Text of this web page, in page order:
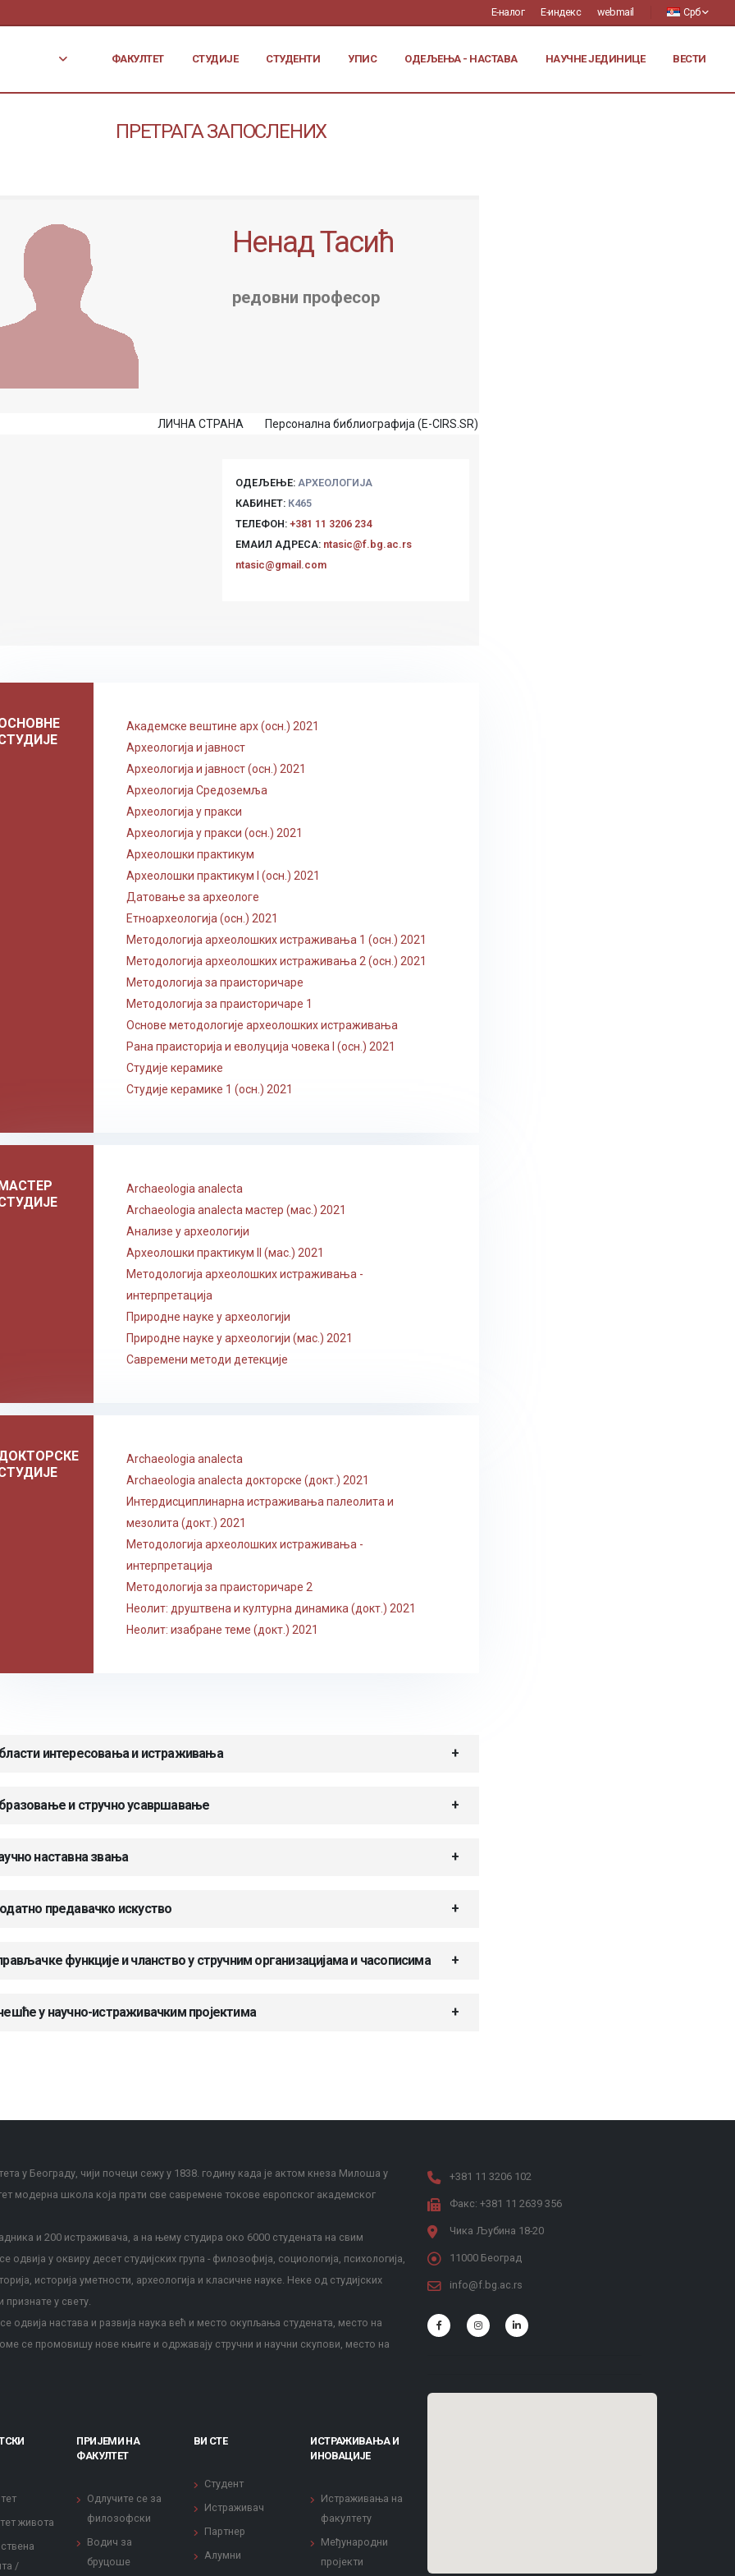
Е-налог Е-индекс webmail Срб
ФАКУЛТЕТ СТУДИЈЕ СТУДЕНТИ УПИС ОДЕЉЕЊА - НАСТАВА НАУЧНЕ ЈЕДИНИЦЕ ВЕСТИ
ПРЕТРАГА ЗАПОСЛЕНИХ
Ненад Тасић
редовни професор
ЛИЧНА СТРАНА Персонална библиографија (E-CIRS.SR)
ОДЕЉЕЊЕ: АРХЕОЛОГИЈА
КАБИНЕТ: К465
ТЕЛЕФОН: +381 11 3206 234
ЕМАИЛ АДРЕСА: ntasic@f.bg.ac.rs
ntasic@gmail.com
Академске вештине арх (осн.) 2021
Археологија и јавност
Археологија и јавност (осн.) 2021
Археологија Средоземља
Археологија у пракси
Археологија у пракси (осн.) 2021
Археолошки практикум
Археолошки практикум I (осн.) 2021
Датовање за археологе
Етноархеологија (осн.) 2021
Методологија археолошких истраживања 1 (осн.) 2021
Методологија археолошких истраживања 2 (осн.) 2021
Методологија за праисторичаре
Методологија за праисторичаре 1
Основе методологије археолошких истраживања
Рана праисторија и еволуција човека I (осн.) 2021
Студије керамике
Студије керамике 1 (осн.) 2021
Archaeologia analecta
Archaeologia analecta мастер (мас.) 2021
Анализе у археологији
Археолошки практикум II (мас.) 2021
Методологија археолошких истраживања -
интерпретација
Природне науке у археологији
Природне науке у археологији (мас.) 2021
Савремени методи детекције
Archaeologia analecta
Archaeologia analecta докторске (докт.) 2021
Интердисциплинарна истраживања палеолита и
мезолита (докт.) 2021
Методологија археолошких истраживања -
интерпретација
Методологија за праисторичаре 2
Неолит: друштвена и културна динамика (докт.) 2021
Неолит: изабране теме (докт.) 2021
интересовања и истраживања
и стручно усавршавање
наставна звања
предавачко искуство
функције и чланство у стручним организацијама и часописима
у научно-истраживачким пројектима
у Београду, чији почеци сежу у 1838. годину када је актом кнеза Милоша у
модерна школа која прати све савремене токове европског академског
и 200 истраживача, а на њему студира око 6000 студената на свим
у оквиру десет студијских група - филозофија, социологија, психологија,
историја уметности, археологија и класичне науке. Неке од студијских
признате у свету.
настава и развија наука већ и место окупљања студената, место на
се промовишу нове књиге и одржавају стручни и научни скупови, место на
живота
/
ПРИЈЕМИ НА
ФАКУЛТЕТ
Одлучите се за
филозофски
Водич за
бруцоше
ВИ СТЕ
Студент
Истраживач
Партнер
Алумни
ИСТРАЖИВАЊА И
ИНОВАЦИЈЕ
Истраживања на
факултету
Међународни
пројекти
+381 11 3206 102
Факс: +381 11 2639 356
Чика Љубина 18-20
11000 Београд
info@f.bg.ac.rs